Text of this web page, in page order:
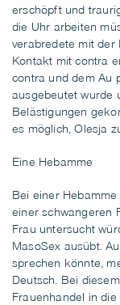
erschöpft und
die Uhr arbeiten
verabredete mit der
Kontakt mit contra
contra und dem Au
ausgebeutet wurde
Belästigungen
es möglich, Olesja
Eine Hebamme
Bei einer
einer schwangeren
Frau untersucht
MasoSex ausübt.
sprechen könnte,
Deutsch. Bei
Frauenhandel in